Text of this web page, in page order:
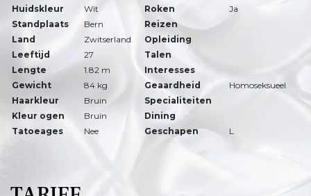
Huidskleur
Wit Roken
Ja
Standplaats
Bern
Reizen
Land
Zwitserland
Opleiding
Leeftijd
27
Talen
Lengte
1.82 m
Interesses
Gewicht
84 kg Geaardheid
Homoseksueel
Haarkleur
Bruin
Specialiteiten
Kleur ogen
Bruin
Dining
Tatoeages
Nee Geschapen L